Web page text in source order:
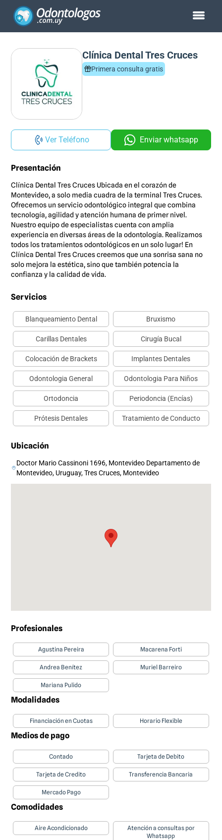
Clínica Dental Tres Cruces
Primera consulta gratis
Ver Teléfono Enviar whatsapp
Presentación
Clínica Dental Tres Cruces Ubicada en el corazón de
Montevideo, a solo media cuadra de la terminal Tres Cruces.
Ofrecemos un servicio odontológico integral que combina
tecnología, agilidad y atención humana de primer nivel.
Nuestro equipo de especialistas cuenta con amplia
experiencia en diversas áreas de la odontología. Realizamos
todos los tratamientos odontológicos en un solo lugar! En
Clínica Dental Tres Cruces creemos que una sonrisa sana no
solo mejora la estética, sino que también potencia la
confianza y la calidad de vida.
Servicios
Blanqueamiento Dental Bruxismo
Carillas Dentales Cirugía Bucal
Colocación de Brackets Implantes Dentales
Odontologia General Odontologia Para Niños
Ortodoncia Periodoncia (Encías)
Prótesis Dentales Tratamiento de Conducto
Ubicación
Doctor Mario Cassinoni 1696, Montevideo Departamento de
Montevideo, Uruguay, Tres Cruces, Montevideo
Profesionales
Agustina Pereira Macarena Forti
Andrea Benítez Muriel Barreiro
Mariana Pulido
Modalidades
Financiación en Cuotas Horario Flexible
Medios de pago
Contado Tarjeta de Debito
Tarjeta de Credito Transferencia Bancaria
Mercado Pago
Comodidades
Aire Acondicionado
Atención a consultas por
Whatsapp